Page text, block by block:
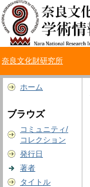
奈良文化財研究所
ホーム
ブラウズ
コミュニティ/
コレクション
発行日
著者
タイトル